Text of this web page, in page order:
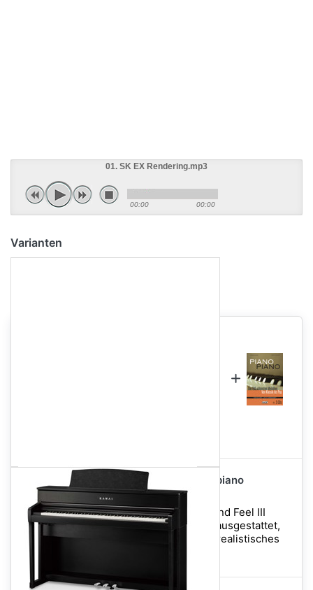
01. SK EX Rendering.mp3
00:00 00:00
Varianten
Kawai CA-701 EP Digitalpiano
Schwarz Hochglanz
Das CA701 ist mit der Grand Feel III
Mechanik mit Holztasten ausgestattet,
die ein außergewöhnlich realistisches